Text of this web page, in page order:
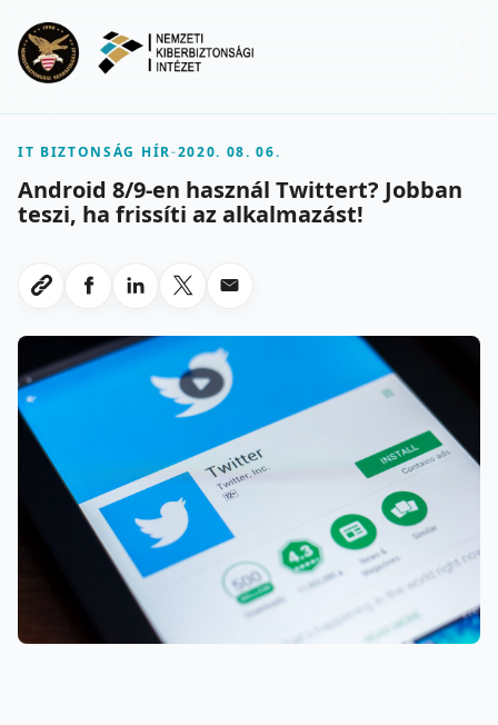
IT BIZTONSÁG HÍR-2020. 08. 06.
Android 8/9-en használ Twittert? Jobban
teszi, ha frissíti az alkalmazást!
Link masolasa
Megosztas Facebookon
Megosztas LinkedInen
Megosztas X-en
Megosztas emailben